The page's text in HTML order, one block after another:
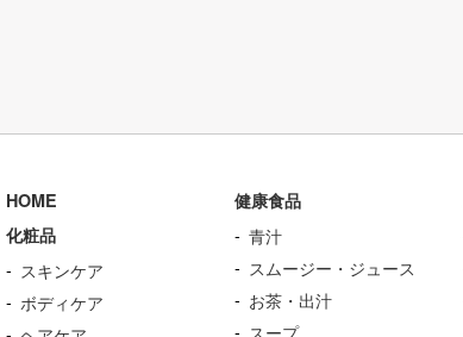
HOME
化粧品
スキンケア
ボディケア
健康食品
青汁
スムージー・ジュース
お茶・出汁
スープ